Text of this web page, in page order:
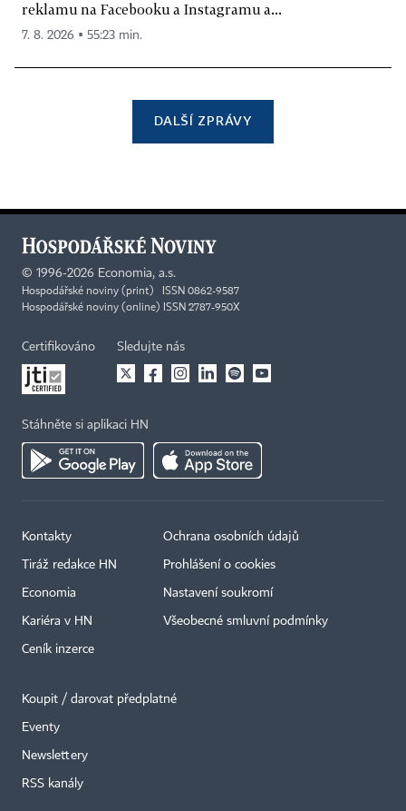
reklamu na Facebooku a Instagramu a...
7. 8. 2026 ▪ 55:23 min.
DALŠÍ ZPRÁVY
© 1996-2026 Economia, a.s.
Hospodářské noviny (print) ISSN 0862-9587
Hospodářské noviny (online) ISSN 2787-950X
Certifikováno Sledujte nás
Stáhněte si aplikaci HN
Kontakty
Tiráž redakce HN
Economia
Kariéra v HN
Ceník inzerce
Ochrana osobních údajů
Prohlášení o cookies
Nastavení soukromí
Všeobecné smluvní podmínky
Koupit / darovat předplatné
Eventy
Newslettery
RSS kanály